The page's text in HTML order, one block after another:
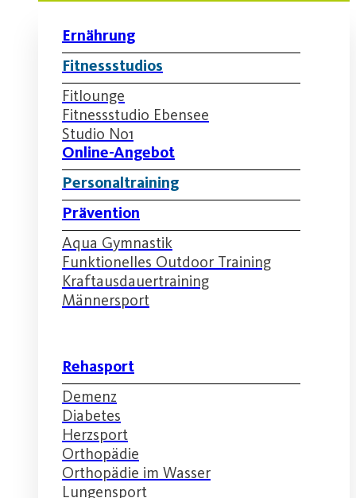
Ernährung
Fitnessstudios
Fitlounge
Fitnessstudio Ebensee
Studio No1
Online-Angebot
Personaltraining
Prävention
Aqua Gymnastik
Funktionelles Outdoor Training
Kraftausdauertraining
Männersport
Rehasport
Demenz
Diabetes
Herzsport
Orthopädie
Orthopädie im Wasser
Lungensport